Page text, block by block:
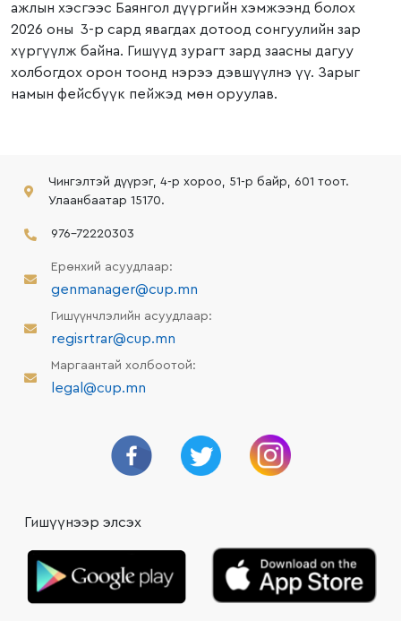
ажлын хэсгээс Баянгол дүүргийн хэмжээнд болох
2026 оны 3-р сард явагдах дотоод сонгуулийн зар
хүргүүлж байна. Гишүүд зурагт зард заасны дагуу
холбогдох орон тоонд нэрээ дэвшүүлнэ үү. Зарыг
намын фейсбүүк пейжэд мөн оруулав.
Чингэлтэй дүүрэг, 4-р хороо, 51-р байр, 601 тоот.
Улаанбаатар 15170.
976-72220303
Ерөнхий асуудлаар:
genmanager@cup.mn
Гишүүнчлэлийн асуудлаар:
regisrtrar@cup.mn
Маргаантай холбоотой:
legal@cup.mn
Гишүүнээр элсэх